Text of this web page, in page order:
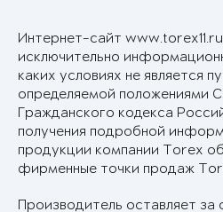
Интернет-сайт
исключительно
каких условиях не является
определяемой положениями
Гражданского кодекса
получения подробной
продукции компании Torex
фирменные точки продаж
Производитель оставляет